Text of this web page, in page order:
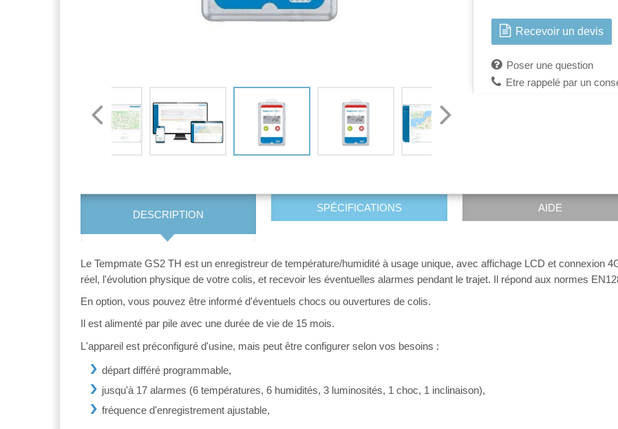
Recevoir un devis
Poser une question
Etre rappelé par un
DESCRIPTION
SPÉCIFICATIONS AIDE
Le Tempmate GS2 TH est un enregistreur de température/humidité à usage unique, avec affichage LCD et connexion
réel, l'évolution physique de votre colis, et recevoir les éventuelles alarmes pendant le trajet. Il répond aux normes
En option, vous pouvez être informé d'éventuels chocs ou ouvertures de colis.
Il est alimenté par pile avec une durée de vie de 15 mois.
L'appareil est préconfiguré d'usine, mais peut être configurer selon vos besoins :
départ différé programmable,
jusqu'à 17 alarmes (6 températures, 6 humidités, 3 luminosités, 1 choc, 1 inclinaison),
fréquence d'enregistrement ajustable,